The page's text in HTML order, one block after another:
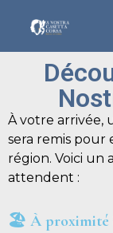
Accueil
Logements
Corse
Bateau &
À votre arrivée,
sera remis pour
région. Voici un
attendent :
🏖 À proximité